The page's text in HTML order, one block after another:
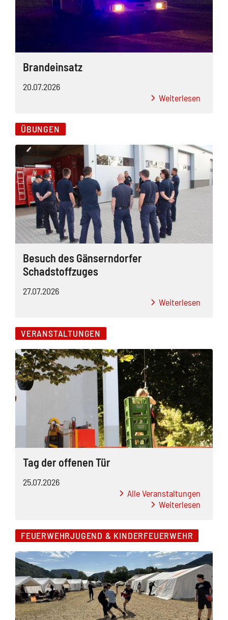
Brandeinsatz
20.07.2026
Weiterlesen
ÜBUNGEN
Besuch des Gänserndorfer
Schadstoffzuges
27.07.2026
Weiterlesen
VERANSTALTUNGEN
Tag der offenen Tür
25.07.2026
Alle Veranstaltungen
Weiterlesen
FEUERWEHRJUGEND & KINDERFEUERWEHR